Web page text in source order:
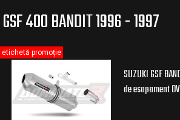
GSF 400 BANDIT 1996 - 1997
SUZUKI GSF
de esapament
etichetă promoție